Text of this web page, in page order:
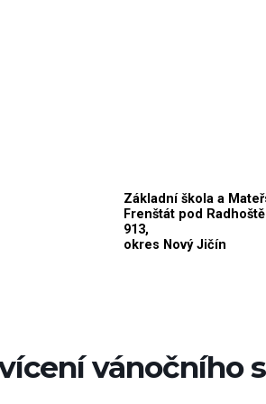
Základní škola a
Frenštát pod
913,
okres Nový Jičín
vánočního